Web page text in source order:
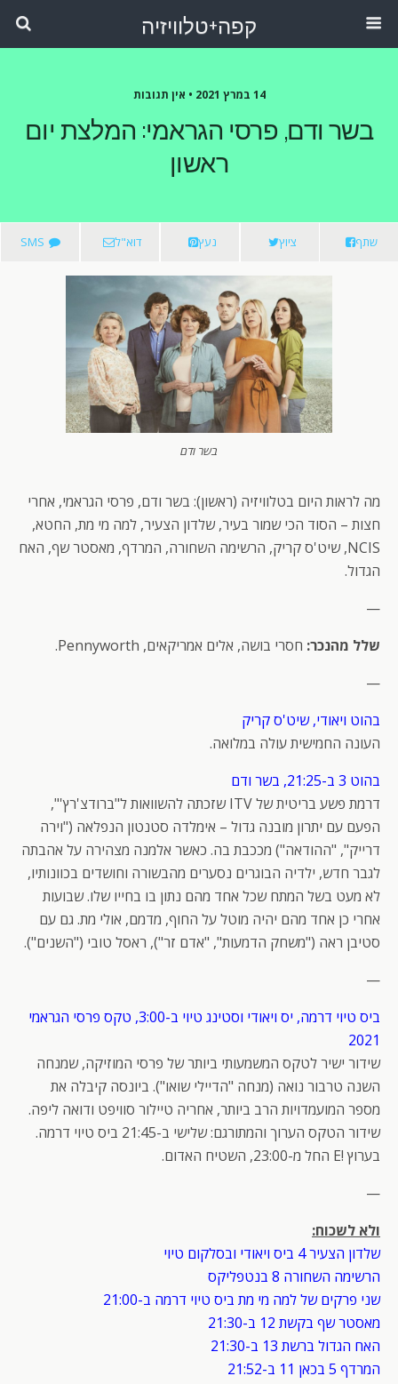
קפה+טלוויזיה
14 במרץ 2021 • אין תגובות
בשר ודם, פרסי הגראמי: המלצת יום
ראשון
שתף ציוץ נעץ דוא"ל SMS
בשר ודם
מה לראות היום בטלוויזיה (ראשון): בשר ודם, פרסי הגראמי, אחרי
חצות – הסוד הכי שמור בעיר, שלדון הצעיר, למה מי מת, החטא,
NCIS, שיט'ס קריק, הרשימה השחורה, המרדף, מאסטר שף, האח
הגדול.
—
שלל מהנכר: חסרי בושה, אלים אמריקאים, Pennyworth.
—
בהוט ויאודי, שיט'ס קריק
העונה החמישית עולה במלואה.
בהוט 3 ב-21:25, בשר ודם
דרמת פשע בריטית של ITV שזכתה להשוואות ל"ברודצ'רץ'",
הפעם עם יתרון מובנה גדול – אימלדה סטנטון הנפלאה ("וירה
דרייק", "ההודאה") מככבת בה. כאשר אלמנה מצהירה על אהבתה
לגבר חדש, ילדיה הבוגרים נסערים מהבשורה וחושדים בכוונותיו,
לא מעט בשל המתח שכל אחד מהם נתון בו בחייו שלו. שבועות
אחרי כן אחד מהם יהיה מוטל על החוף, מדמם, אולי מת. גם עם
סטיבן ראה ("משחק הדמעות", "אדם זר"), ראסל טובי ("השנים").
—
ביס טיוי דרמה, יס ויאודי וסטינג טיוי ב-3:00, טקס פרסי הגראמי
2021
שידור ישיר לטקס המשמעותי ביותר של פרסי המוזיקה, שמנחה
השנה טרבור נואה (מנחה "הדיילי שואו"). ביונסה קיבלה את
מספר המועמדויות הרב ביותר, אחריה טיילור סוויפט ודואה ליפה.
שידור הטקס הערוך והמתורגם: שלישי ב-21:45 ביס טיוי דרמה.
בערוץ !E החל מ-23:00, השטיח האדום.
—
ולא לשכוח:
שלדון הצעיר 4 ביס ויאודי ובסלקום טיוי
הרשימה השחורה 8 בנטפליקס
שני פרקים של למה מי מת ביס טיוי דרמה ב-21:00
מאסטר שף בקשת 12 ב-21:30
האח הגדול ברשת 13 ב-21:30
המרדף 5 בכאן 11 ב-21:52